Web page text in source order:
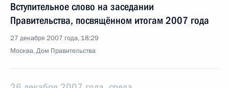
Вступительное слово на заседании
Правительства, посвящённом итогам 2007 года
27 декабря 2007 года, 18:29
Москва, Дом Правительства